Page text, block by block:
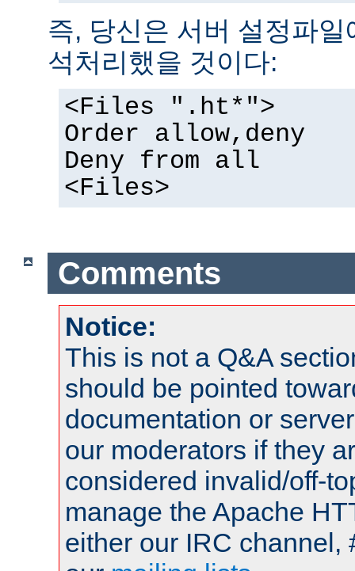
즉, 당신은 서버 설정파
석처리했을 것이다:
<Files ".ht*">
Order allow,deny
Deny from all
<Files>
Comments
Notice:
This is not a Q&A
should be pointed
documentation or
our moderators if they
considered invalid/off-
manage the Apache
either our IRC channel,